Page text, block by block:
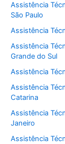
Assistência
São Paulo
Assistência
Assistência
Grande do Sul
Assistência
Assistência
Catarina
Assistência
Janeiro
Assistência